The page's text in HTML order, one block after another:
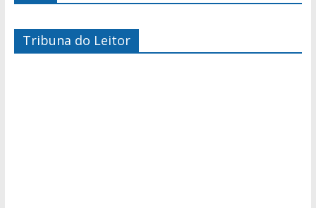
Tribuna do Leitor